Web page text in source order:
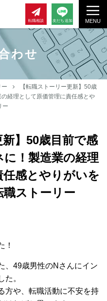
MENU
転職相談 友だち追加
わせ
ー
【転職ストーリー更新】50歳
経理として原価管理に責任感とや
ー
新】50歳目前で感
！製造業の経理
感とやりがいを
職ストーリー
！
、49歳男性のNさんにイン
た。
方や、転職活動に不安を持